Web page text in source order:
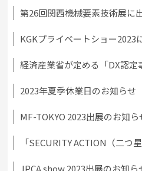
第26回関西機械要素技術展に
KGKプライベートショー2023
経済産業省が定める「DX認
2023年夏季休業日のお知らせ
MF-TOKYO 2023出展のお知ら
「SECURITY ACTION（二つ
JPCA show 2023出展のお知ら